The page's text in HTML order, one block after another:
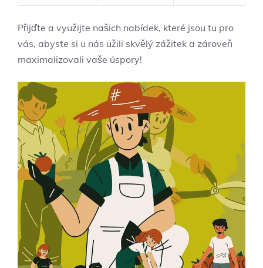
Přijďte a využijte našich nabídek, které jsou tu pro
vás, abyste si u nás užili skvělý zážitek a zároveň
maximalizovali vaše úspory!